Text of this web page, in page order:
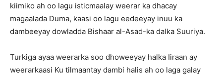
kiimiko ah oo lagu isticmaalay weerar ka dhacay
magaalada Duma, kaasi oo lagu eedeeyay inuu ka
dambeeyay dowladda Bishaar al-Asad-ka dalka Suuriya.
Turkiga ayaa weerarka soo dhoweeyay halka Iiraan ay
weerarkaasi Ku tilmaantay dambi halis ah oo laga galay